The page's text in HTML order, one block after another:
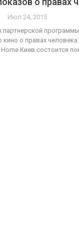
Июл 24, 2015
партнерской
кино о правах
Home Киев состоится